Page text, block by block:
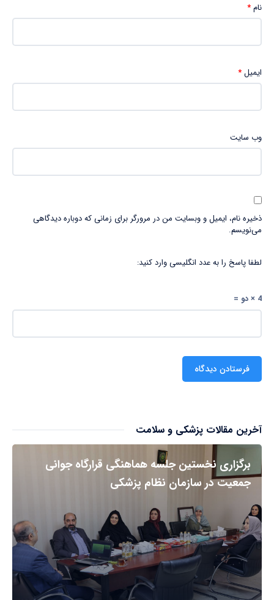
نام*
ایمیل*
وب‌ سایت
ذخیره نام، ایمیل و وبسایت من در مرورگر برای زمانی که دوباره دیدگاهی
می‌نویسم.
لطفا پاسخ را به عدد انگلیسی وارد کنید:
4 × دو =
آخرین مقالات پزشکی و سلامت
برگزاری نخستین جلسه هماهنگی قرارگاه جوانی
جمعیت در سازمان نظام پزشکی